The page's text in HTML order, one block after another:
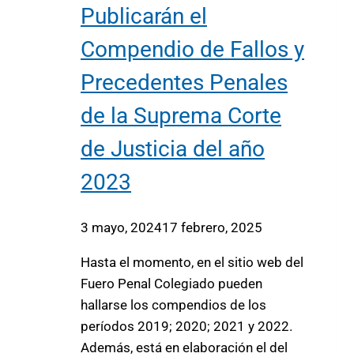
Publicarán el
Compendio de Fallos y
Precedentes Penales
de la Suprema Corte
de Justicia del año
2023
3 mayo, 202417 febrero, 2025
Hasta el momento, en el sitio web del
Fuero Penal Colegiado pueden
hallarse los compendios de los
períodos 2019; 2020; 2021 y 2022.
Además, está en elaboración el del